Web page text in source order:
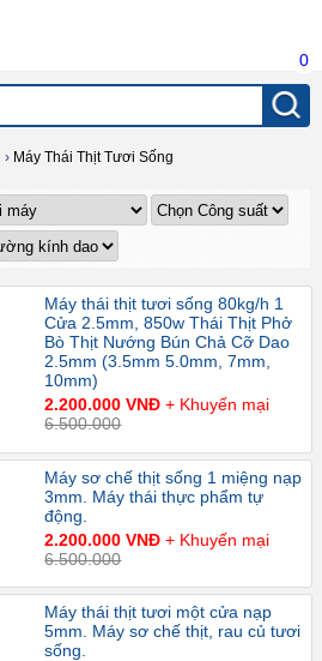
0
› Máy Thái Thịt Tươi Sống
Máy thái thịt tươi sống 80kg/h 1
Cửa 2.5mm, 850w Thái Thịt Phở
Bò Thịt Nướng Bún Chả Cỡ Dao
2.5mm (3.5mm 5.0mm, 7mm,
10mm)
2.200.000 VNĐ+ Khuyến mại
6.500.000
Máy sơ chế thịt sống 1 miệng nạp
3mm. Máy thái thực phẩm tự
động.
2.200.000 VNĐ+ Khuyến mại
6.500.000
Máy thái thịt tươi một cửa nạp
5mm. Máy sơ chế thịt, rau củ tươi
sống.